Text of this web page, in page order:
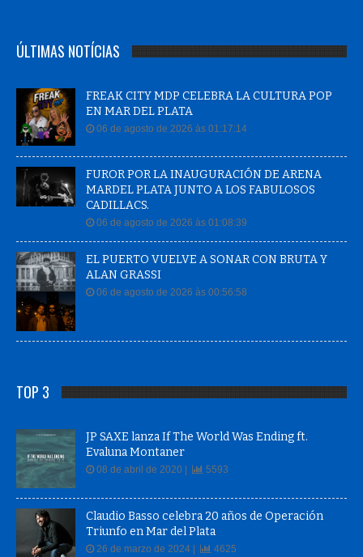
EN MAR DEL PLATA
06 de agosto de 2026 às 01:17:14
FUROR POR LA INAUGURACIÓN DE ARENA
MARDEL PLATA JUNTO A LOS FABULOSOS
CADILLACS.
06 de agosto de 2026 às 01:08:39
EL PUERTO VUELVE A SONAR CON BRUTA Y
ALAN GRASSI
06 de agosto de 2026 às 00:56:58
Evaluna Montaner
08 de abril de 2020 |
Claudio Basso celebra 20 años de Operación
Triunfo en Mar del Plata
26 de marzo de 2024 | 4625